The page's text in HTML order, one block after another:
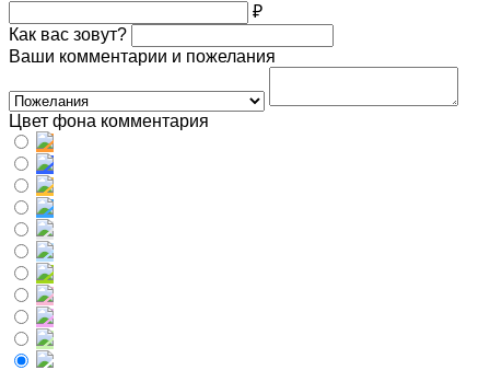
₽
Как вас зовут?
Ваши комментарии и пожелания
Цвет фона комментария